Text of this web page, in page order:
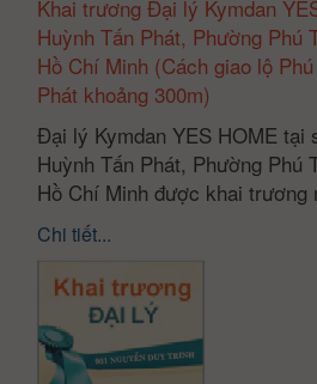
Khai trương Đại lý Kymdan
Huỳnh Tấn Phát, Phường Phú
Hồ Chí Minh (Cách giao lộ
Phát khoảng 300m)
Đại lý Kymdan YES HOME tại
Huỳnh Tấn Phát, Phường Phú
Hồ Chí Minh được khai trương
Chi tiết...